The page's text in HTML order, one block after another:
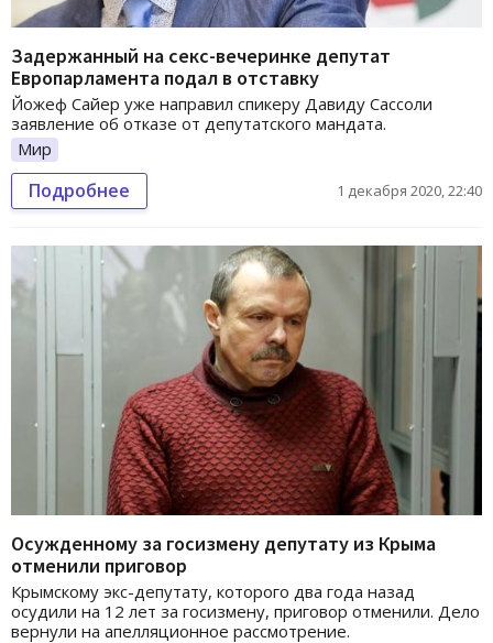
Задержанный на секс-вечеринке депутат
Европарламента подал в отставку
Йожеф Сайер уже направил спикеру Давиду Сассоли
заявление об отказе от депутатского мандата.
Мир
Подробнее 1 декабря 2020, 22:40
Осужденному за госизмену депутату из Крыма
отменили приговор
Крымскому экс-депутату, которого два года назад
осудили на 12 лет за госизмену, приговор отменили. Дело
вернули на апелляционное рассмотрение.